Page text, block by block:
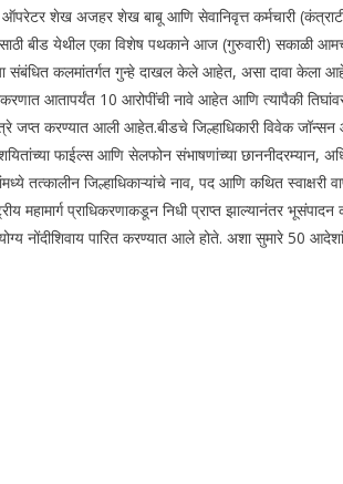
शेख अजहर शेख बाबू आणि सेवानिवृत्त कर्मचारी
बीड येथील एका विशेष पथकाने आज (गुरुवारी) सकाळी
कलमांतर्गत गुन्हे दाखल केले आहेत, असा दावा केला
आतापर्यंत 10 आरोपींची नावे आहेत आणि त्यापैकी
जप्त करण्यात आली आहेत.बीडचे जिल्हाधिकारी विवेक
फाईल्स आणि सेलफोन संभाषणांच्या छाननीदरम्यान,
जिल्हाधिकाऱ्यांचे नाव, पद आणि कथित
प्राधिकरणाकडून निधी प्राप्त झाल्यानंतर
नोंदीशिवाय पारित करण्यात आले होते. अशा सुमारे 50